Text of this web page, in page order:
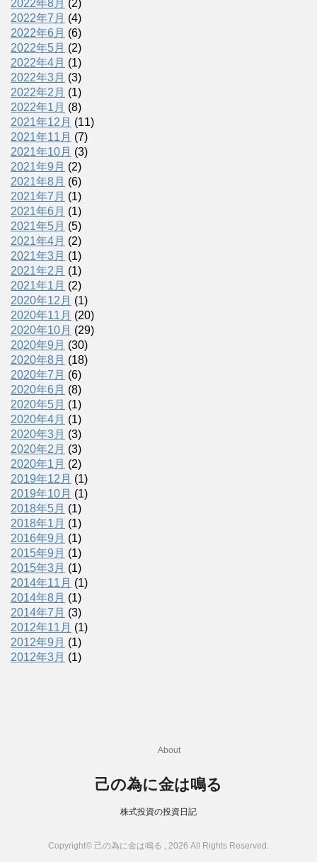
2022年8月 (2)
2022年7月 (4)
2022年6月 (6)
2022年5月 (2)
2022年4月 (1)
2022年3月 (3)
2022年2月 (1)
2022年1月 (8)
2021年12月 (11)
2021年11月 (7)
2021年10月 (3)
2021年9月 (2)
2021年8月 (6)
2021年7月 (1)
2021年6月 (1)
2021年5月 (5)
2021年4月 (2)
2021年3月 (1)
2021年2月 (1)
2021年1月 (2)
2020年12月 (1)
2020年11月 (20)
2020年10月 (29)
2020年9月 (30)
2020年8月 (18)
2020年7月 (6)
2020年6月 (8)
2020年5月 (1)
2020年4月 (1)
2020年3月 (3)
2020年2月 (3)
2020年1月 (2)
2019年12月 (1)
2019年10月 (1)
2018年5月 (1)
2018年1月 (1)
2016年9月 (1)
2015年9月 (1)
2015年3月 (1)
2014年11月 (1)
2014年8月 (1)
2014年7月 (3)
2012年11月 (1)
2012年9月 (1)
2012年3月 (1)
About
己の為に金は鳴る
株式投資の投資日記
Copyright© 己の為に金は鳴る , 2026 All Rights Reserved.